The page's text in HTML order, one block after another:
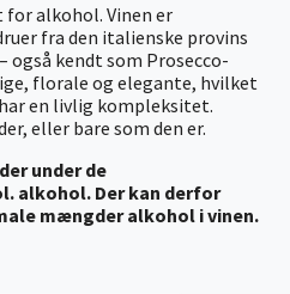
for alkohol. Vinen er
fra den italienske provins
også kendt som Prosecco-
florale og elegante, hvilket
en livlig kompleksitet.
eller bare som den er.
under de
alkohol. Der kan derfor
mængder alkohol i vinen.